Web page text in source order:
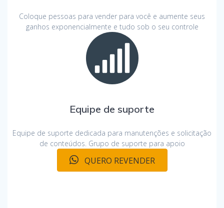
Coloque pessoas para vender para você e aumente seus
ganhos exponencialmente e tudo sob o seu controle
Equipe de suporte
Equipe de suporte dedicada para manutenções e solicitação
de conteúdos. Grupo de suporte para apoio
QUERO REVENDER